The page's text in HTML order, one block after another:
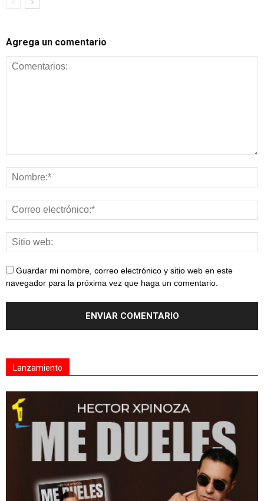
Agrega un comentario
Guardar mi nombre, correo electrónico y sitio web en este
navegador para la próxima vez que haga un comentario.
Lanzamiento